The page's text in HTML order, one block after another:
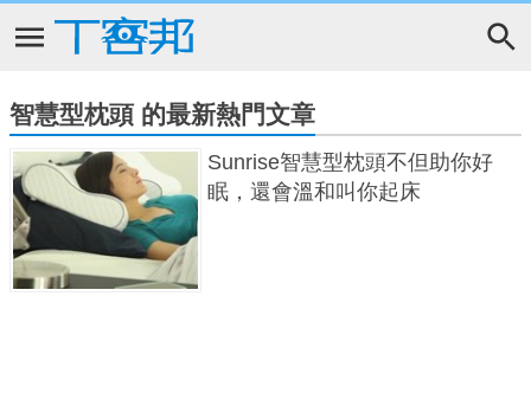
智慧型枕頭 的最新熱門文章
Sunrise智慧型枕頭不但助你好
眠，還會溫和叫你起床